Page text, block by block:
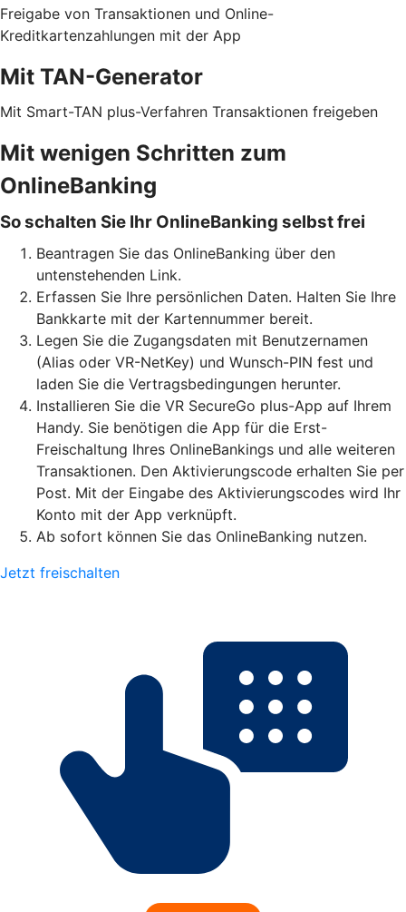
Freigabe von Transaktionen und Online-
Kreditkartenzahlungen mit der App
Mit TAN-Generator
Mit Smart-TAN plus-Verfahren Transaktionen freigeben
Mit wenigen Schritten zum
OnlineBanking
So schalten Sie Ihr OnlineBanking selbst frei
Beantragen Sie das OnlineBanking über den
untenstehenden Link.
Erfassen Sie Ihre persönlichen Daten. Halten Sie Ihre
Bankkarte mit der Kartennummer bereit.
Legen Sie die Zugangsdaten mit Benutzernamen
(Alias oder VR-NetKey) und Wunsch-PIN fest und
laden Sie die Vertragsbedingungen herunter.
Installieren Sie die VR SecureGo plus-App auf Ihrem
Handy. Sie benötigen die App für die Erst-
Freischaltung Ihres OnlineBankings und alle weiteren
Transaktionen. Den Aktivierungscode erhalten Sie per
Post. Mit der Eingabe des Aktivierungscodes wird Ihr
Konto mit der App verknüpft.
Ab sofort können Sie das OnlineBanking nutzen.
Jetzt freischalten